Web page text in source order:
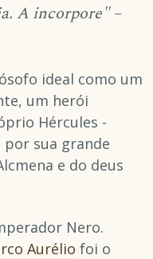
A incorpore" –
ideal como um
um herói
Hércules -
por sua grande
e do deus
Nero.
Aurélio foi o